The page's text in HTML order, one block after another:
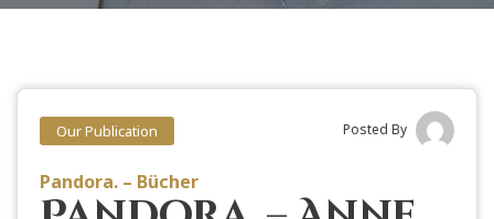
Our Publication Posted By
Pandora. – Bücher